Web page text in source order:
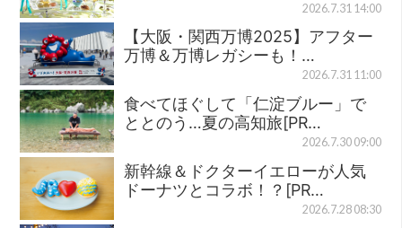
2026.7.31 14:00
【大阪・関西万博2025】アフター
万博＆万博レガシーも！…
2026.7.31 11:00
食べてほぐして「仁淀ブルー」で
ととのう…夏の高知旅[PR…
2026.7.30 09:00
新幹線＆ドクターイエローが人気
ドーナツとコラボ！？[PR…
2026.7.28 08:30